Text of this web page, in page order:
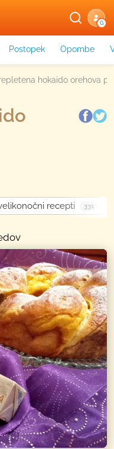
G
Postopek Opombe
hokaido orehova
recepti 331